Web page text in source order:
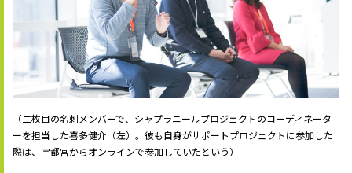
（二枚目の名刺メンバーで、シャプラニールプロジェクトのコーディネータ
ーを担当した喜多健介（左）。彼も自身がサポートプロジェクトに参加した
際は、宇都宮からオンラインで参加していたという）